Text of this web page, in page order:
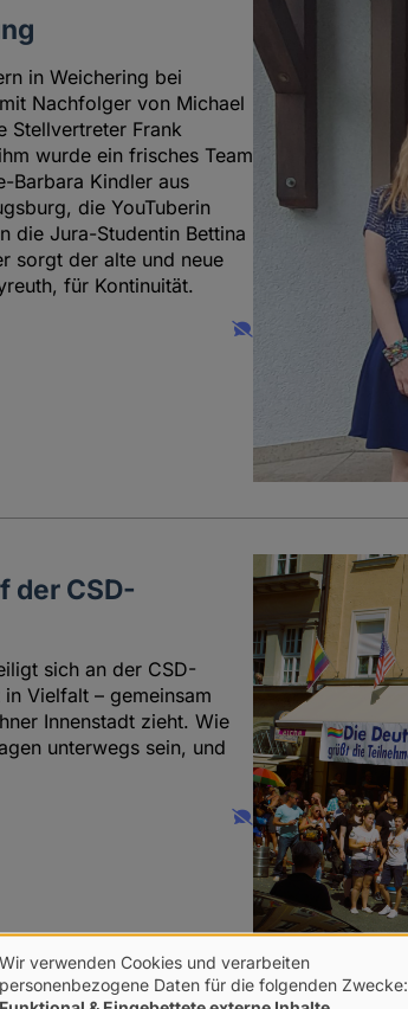
in Weichering bei
Nachfolger von Michael
Stellvertreter Frank
wurde ein frisches Team
Barbara Kindler aus
die YouTuberin
die Jura-Studentin Bettina
sorgt der alte und neue
für Kontinuität.
der CSD-
sich an der CSD-
Vielfalt – gemeinsam
Innenstadt zieht. Wie
unterwegs sein, und
Verwendung
Wir verwenden Cookies und verarbeiten
personenbezogene Daten für die folgenden Zwecke: